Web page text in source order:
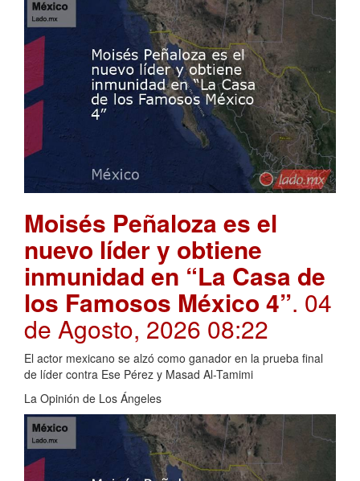
Moisés Peñaloza es el
nuevo líder y obtiene
inmunidad en “La Casa de
los Famosos México 4”. 04
de Agosto, 2026 08:22
El actor mexicano se alzó como ganador en la prueba final
de líder contra Ese Pérez y Masad Al-Tamimi
La Opinión de Los Ángeles